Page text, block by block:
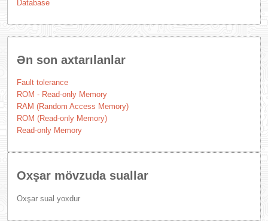
Database
Ən son axtarılanlar
Fault tolerance
ROM - Read-only Memory
RAM (Random Access Memory)
ROM (Read-only Memory)
Read-only Memory
Oxşar mövzuda suallar
Oxşar sual yoxdur